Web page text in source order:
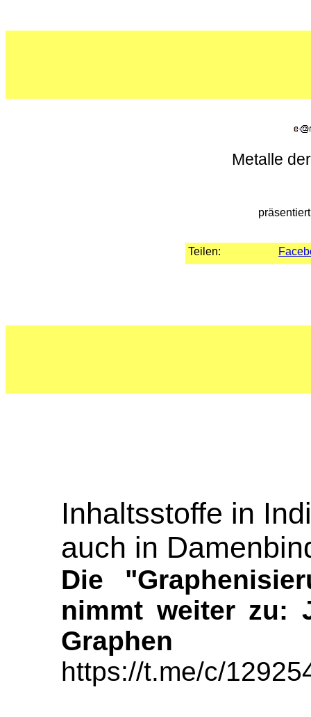
Metalle
Teilen:
Inhaltsstoffe in
auch in
Die
nimmt weiter zu:
Graphen
https://t.me/c/